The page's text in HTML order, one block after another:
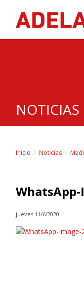
NOTICIAS
Inicio > Noticias >
WhatsApp-
jueves 11/6/2020